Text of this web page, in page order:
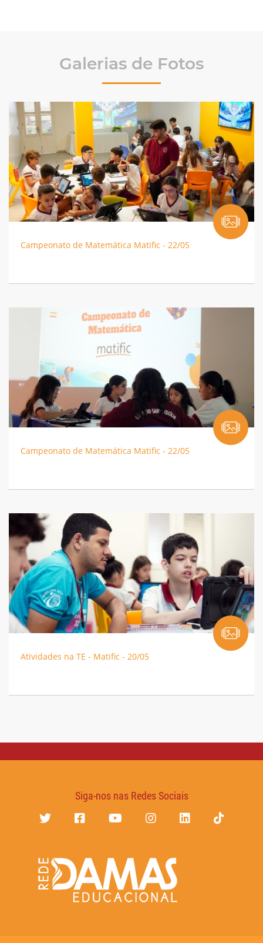
Galerias de Fotos
Campeonato de Matemática Matific - 22/05
Campeonato de Matemática Matific - 22/05
Atividades na TE - Matific - 20/05
Siga-nos nas Redes Sociais